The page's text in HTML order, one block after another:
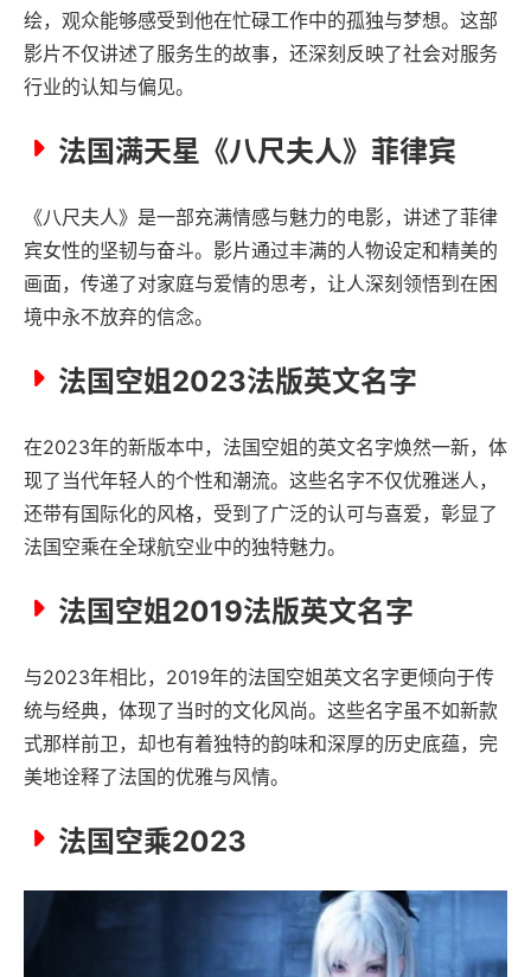
绘，观众能够感受到他在忙碌工作中的孤独与梦想。这部
影片不仅讲述了服务生的故事，还深刻反映了社会对服务
行业的认知与偏见。
法国满天星《八尺夫人》菲律宾
《八尺夫人》是一部充满情感与魅力的电影，讲述了菲律
宾女性的坚韧与奋斗。影片通过丰满的人物设定和精美的
画面，传递了对家庭与爱情的思考，让人深刻领悟到在困
境中永不放弃的信念。
法国空姐2023法版英文名字
在2023年的新版本中，法国空姐的英文名字焕然一新，体
现了当代年轻人的个性和潮流。这些名字不仅优雅迷人，
还带有国际化的风格，受到了广泛的认可与喜爱，彰显了
法国空乘在全球航空业中的独特魅力。
法国空姐2019法版英文名字
与2023年相比，2019年的法国空姐英文名字更倾向于传
统与经典，体现了当时的文化风尚。这些名字虽不如新款
式那样前卫，却也有着独特的韵味和深厚的历史底蕴，完
美地诠释了法国的优雅与风情。
法国空乘2023